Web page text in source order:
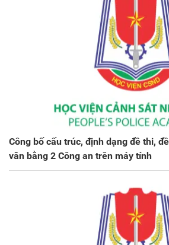
Công bố cấu trúc, định dạng đề thi,
văn bằng 2 Công an trên máy tính